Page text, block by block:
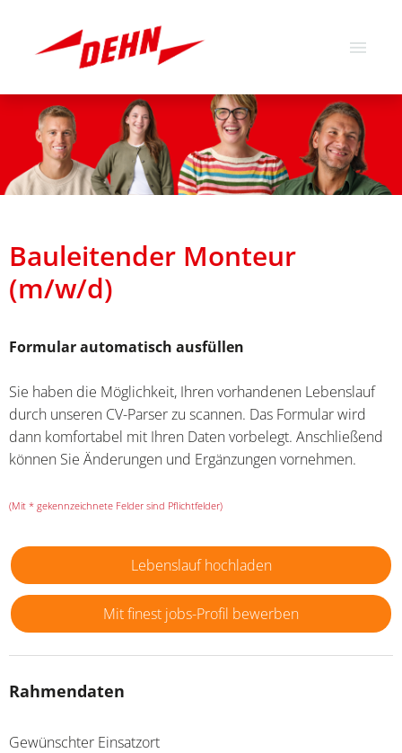
Deutsch Englisch
Stellenangebote
Über uns
Bauleitender Monteur
(m/w/d)
Formular automatisch ausfüllen
Sie haben die Möglichkeit, Ihren vorhandenen Lebenslauf
durch unseren CV-Parser zu scannen. Das Formular wird
dann komfortabel mit Ihren Daten vorbelegt. Anschließend
können Sie Änderungen und Ergänzungen vornehmen.
(Mit * gekennzeichnete Felder sind Pflichtfelder)
Lebenslauf hochladen
Mit finest jobs-Profil bewerben
Rahmendaten
Gewünschter Einsatzort